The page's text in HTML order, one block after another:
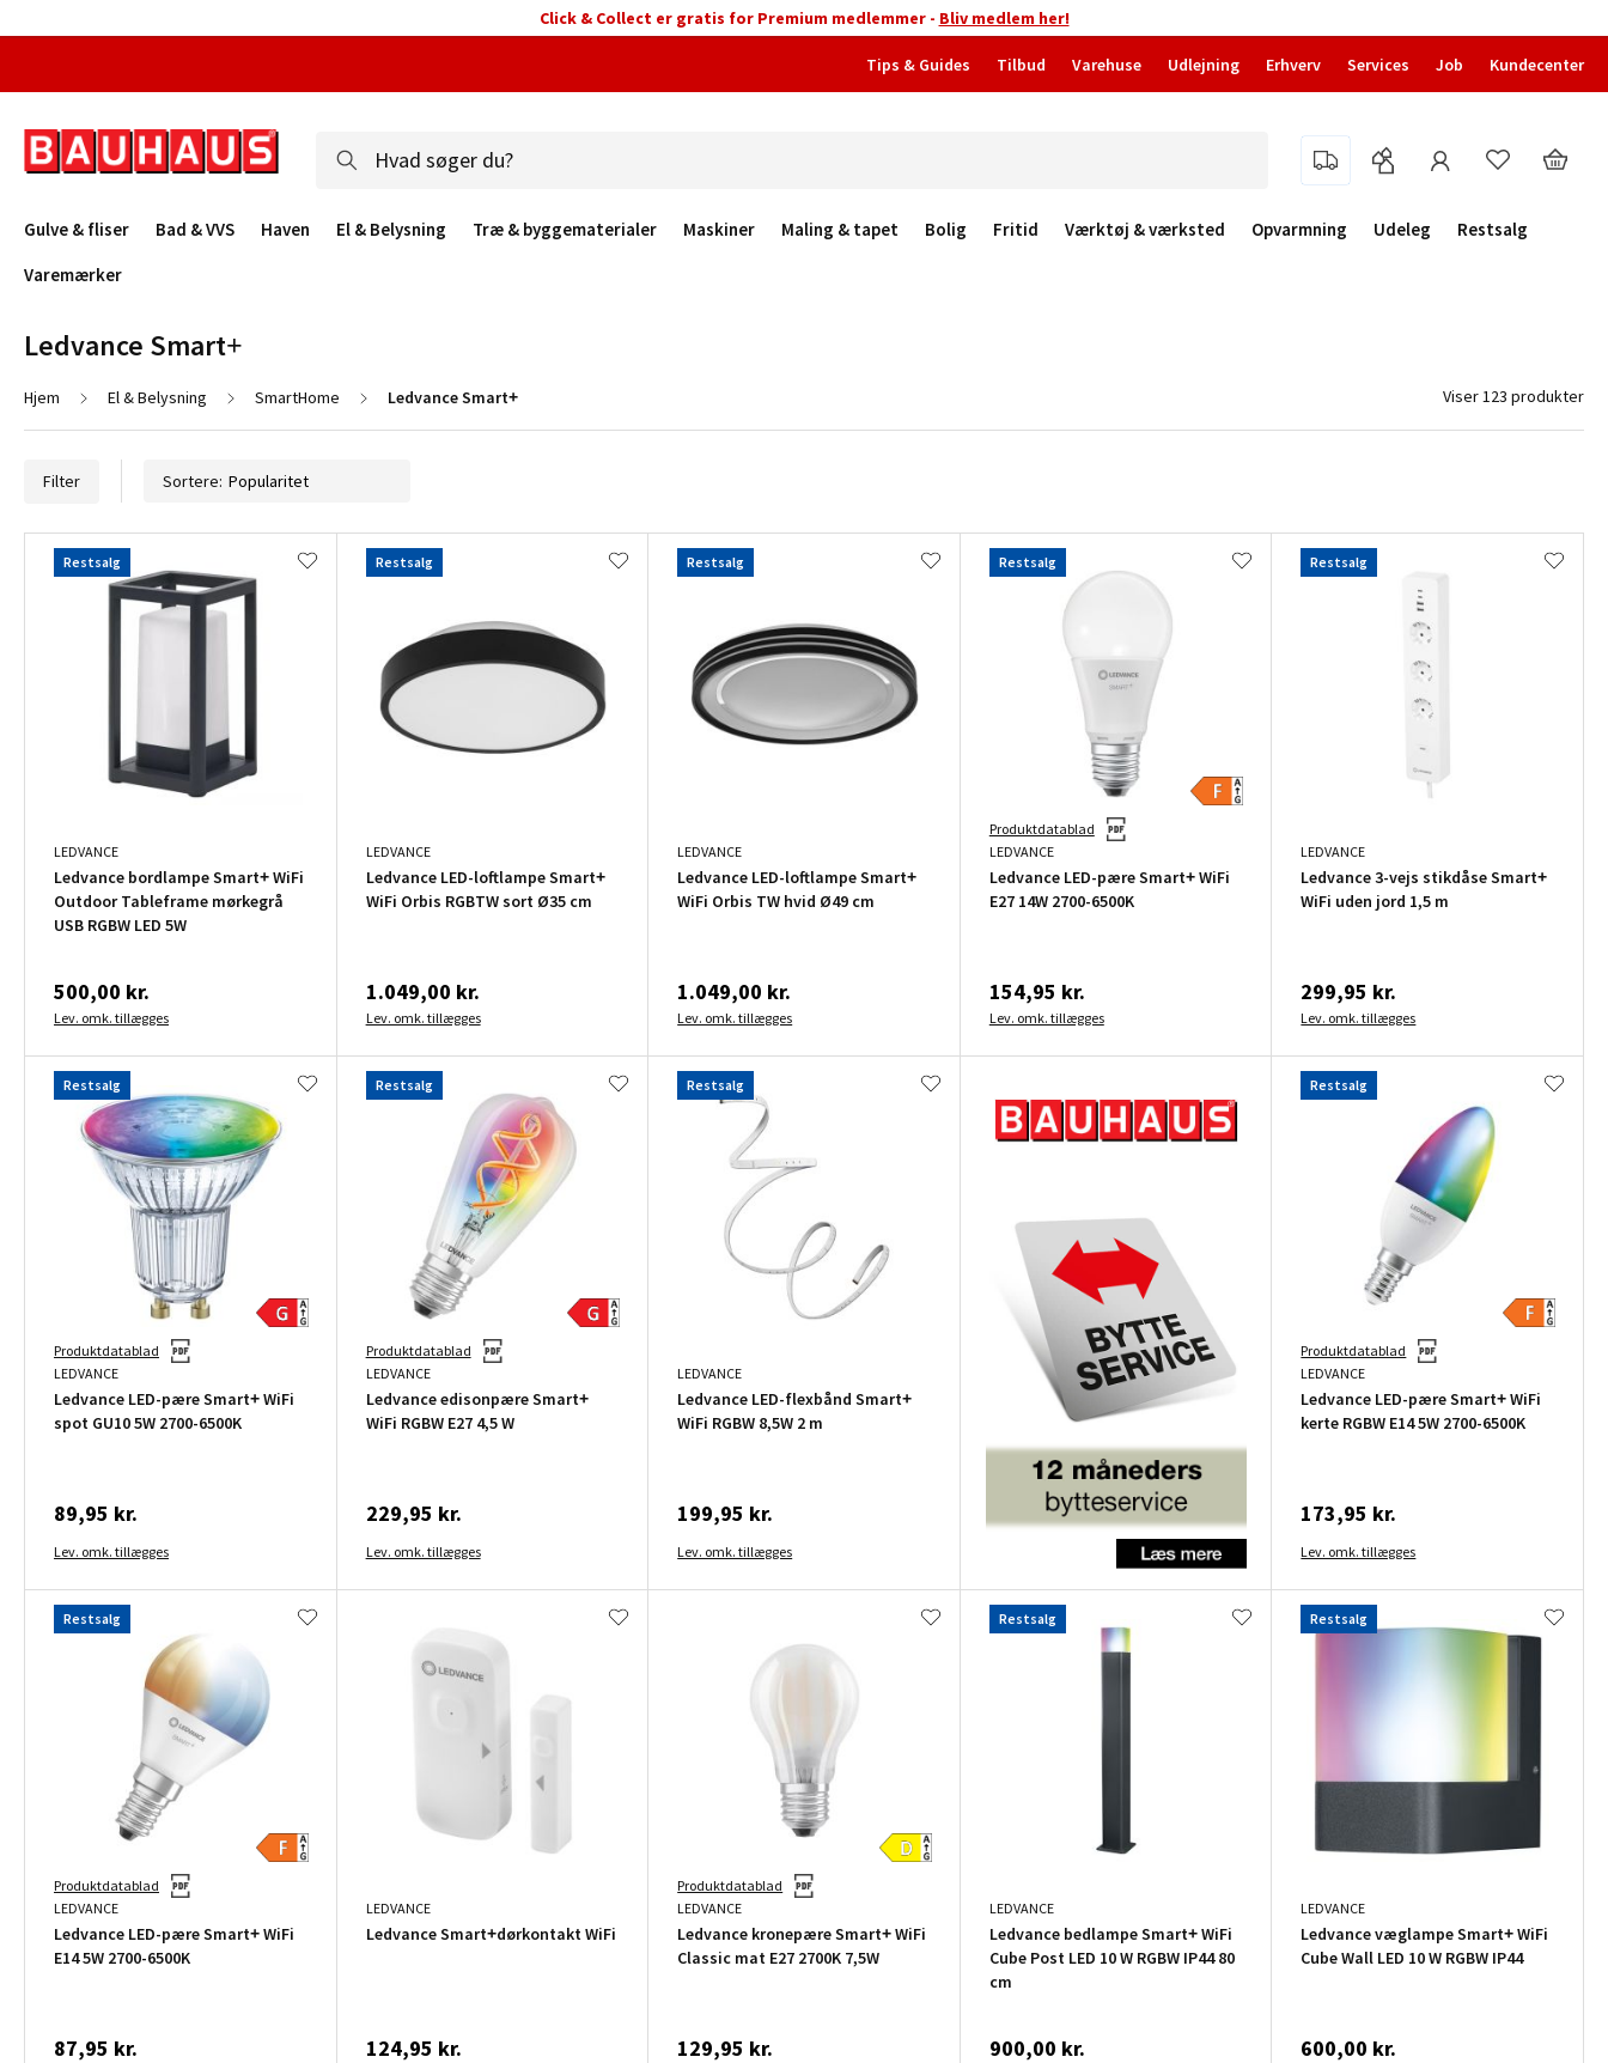
Click & Collect er gratis for Premium medlemmer - Bliv medlem her!
Tips & Guides Tilbud Varehuse Udlejning Erhverv Services Job Kundecenter
Gulve & fliser Bad & VVS Haven El & Belysning Træ & byggematerialer Maskiner Maling & tapet Bolig Fritid Værktøj & værksted Opvarmning Udeleg
Restsalg
Varemærker
Filter Sortere:
Restsalg
LEDVANCE
Ledvance bordlampe Smart+ WiFi
Outdoor Tableframe mørkegrå
USB RGBW LED 5W
500,00 kr.
Lev. omk. tillægges
Restsalg
LEDVANCE
Ledvance LED-loftlampe Smart+
WiFi Orbis RGBTW sort Ø35 cm
1.049,00 kr.
Lev. omk. tillægges
Restsalg
LEDVANCE
Ledvance LED-loftlampe Smart+
WiFi Orbis TW hvid Ø49 cm
1.049,00 kr.
Lev. omk. tillægges
Produktdatablad
Restsalg
LEDVANCE
Ledvance LED-pære Smart+ WiFi
E27 14W 2700-6500K
154,95 kr.
Lev. omk. tillægges
Restsalg
LEDVANCE
Ledvance 3-vejs stikdåse Smart+
WiFi uden jord 1,5 m
299,95 kr.
Lev. omk. tillægges
Produktdatablad
Restsalg
LEDVANCE
Ledvance LED-pære Smart+ WiFi
spot GU10 5W 2700-6500K
89,95 kr.
Lev. omk. tillægges
Produktdatablad
Restsalg
LEDVANCE
Ledvance edisonpære Smart+
WiFi RGBW E27 4,5 W
229,95 kr.
Lev. omk. tillægges
Restsalg
LEDVANCE
Ledvance LED-flexbånd Smart+
WiFi RGBW 8,5W 2 m
199,95 kr.
Lev. omk. tillægges
Produktdatablad
Restsalg
LEDVANCE
Ledvance LED-pære Smart+ WiFi
kerte RGBW E14 5W 2700-6500K
173,95 kr.
Lev. omk. tillægges
Produktdatablad
Restsalg
LEDVANCE
Ledvance LED-pære Smart+ WiFi
E14 5W 2700-6500K
87,95 kr.
LEDVANCE
Ledvance Smart+dørkontakt WiFi
124,95 kr.
Produktdatablad
LEDVANCE
Ledvance kronepære Smart+ WiFi
Classic mat E27 2700K 7,5W
129,95 kr.
Restsalg
LEDVANCE
Ledvance bedlampe Smart+ WiFi
Cube Post LED 10 W RGBW IP44 80
cm
900,00 kr.
Restsalg
LEDVANCE
Ledvance væglampe Smart+ WiFi
Cube Wall LED 10 W RGBW IP44
600,00 kr.
Ledvance Smart+
Hjem El & Belysning SmartHome Ledvance Smart+ Viser 123 produkter